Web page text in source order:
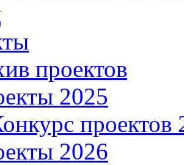
проектов
2025
проектов
2026